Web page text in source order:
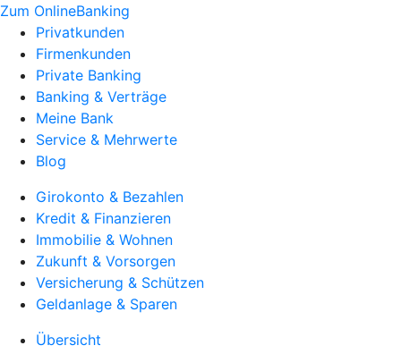
Zum OnlineBanking
Privatkunden
Firmenkunden
Private Banking
Banking & Verträge
Meine Bank
Service & Mehrwerte
Blog
Girokonto & Bezahlen
Kredit & Finanzieren
Immobilie & Wohnen
Zukunft & Vorsorgen
Versicherung & Schützen
Geldanlage & Sparen
Übersicht